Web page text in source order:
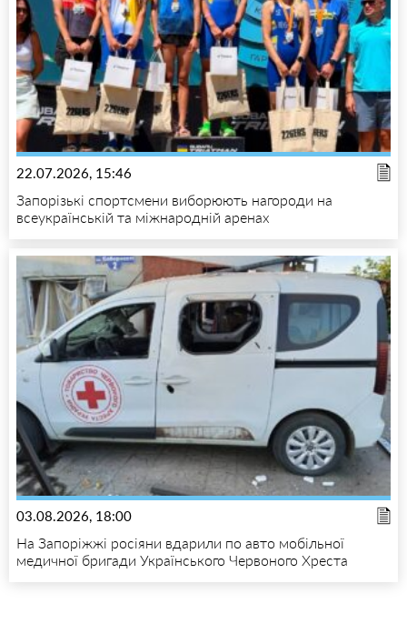
22.07.2026, 15:46
Запорізькі спортсмени виборюють нагороди на
всеукраїнській та міжнародній аренах
03.08.2026, 18:00
На Запоріжжі росіяни вдарили по авто мобільної
медичної бригади Українського Червоного Хреста